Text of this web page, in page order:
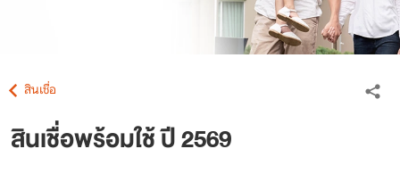
สินเชื่อ
สินเชื่อพร้อมใช้ ปี 2569